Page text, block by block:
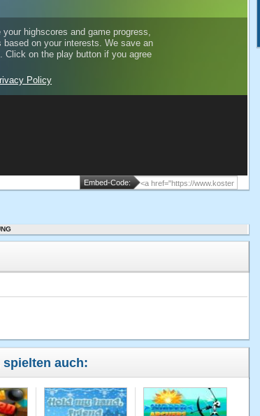
Embed-Code:
spielten auch: